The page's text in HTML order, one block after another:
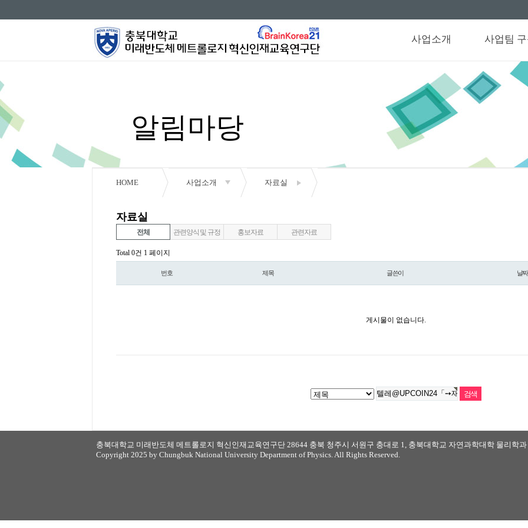
사업소개
인사말
비전 및 목표
사업신청서
오시는길
사업팀 구
참여교수
참여대학원
알림마당
HOME 사업소개
행사안내
자료실
자료실
전체 관련양식 및 규정 홍보자료 관련자료
Total 0건 1 페이지
번호 제목 글쓴이 날짜
게시물이 없습니다.
충북대학교 미래반도체 메트롤로지 혁신인재교육연구단 28644 충북 청주시 서원구 충대로 1, 충북대학교 자연과학대학 물리학과
Copyright 2025 by Chungbuk National University Department of Physics. All Rights Reserved.